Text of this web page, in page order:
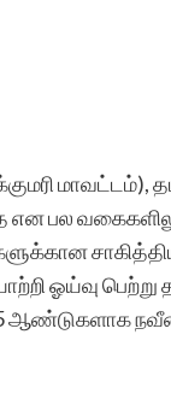
என பல
சாகித்திய
ஓய்வு பெற்று
ஆண்டுகளாக